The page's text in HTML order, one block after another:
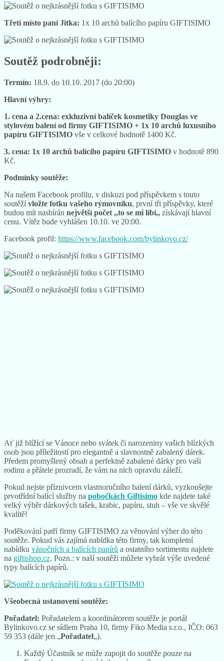
Třetí místo paní Jitka: 1x 10 archů balícího papíru GIFTISIMO
Soutěž podrobněji:
18.9. do 10.10. 2017 (do 20:00)
Hlavní výhry:
1. cena a 2.cena: exkluzivní balíček kosmetiky Douglas ve
stylovém balení od firmy GIFTISIMO + 1x 10 archů luxusního
papíru GIFTISIMO
3. cena: 1x 10 archů balícího papíru
Podmínky soutěže:
Na našem Facebook profilu, v diskuzi pod příspěvkem s touto
soutěžívložte fotku vašeho rýmovníku, první tři příspěvky, které
budou mít nasbíránnejvětší počet ,,to se mi líbí,,
získávají hlavní
cenu. Vítěz bude vyhlášen 10.10. ve 20:00.
Facebook profil: https://www.facebook.com/bylinkovo.cz/
Ať již blížící se Vánoce nebo svátek či narozeniny vašich blízkých
osob jsou příležitostí pro elegantně a slavnostně zabalený dárek.
Předem promyšlený obsah a perfektně zabalené dárky pro vaši
rodinu a přátele prozradí, že vám na nich opravdu záleží.
Pokud nejste příznivcem vlastnoručního balení dárků, vyzkoušejte
prvotřídní balící služby napobočkách Giftisimokde najdete také
velký výběr dárkových tašek, krabic, papíru, stuh – vše ve skvělé
Poděkování patří firmy GIFTISIMO za věnování výher do této
soutěže. Pokud vás zajímá nabídka této firmy, tak kompletní
nabídkuvánočních a balících papírů a ostatního sortimentu najdete
nagiftishop.cz. Pozn.: v naší soutěži můžete vyhrát výše uvedené
typy balících papírů.
Pořadatel: Pořadatelem a koordinátorem soutěže je portál
Bylinkovo.cz se sídlem Praha 10, firmy Fiko Media s.r.o., IČO: 063
59 353 (dále jen „
„).